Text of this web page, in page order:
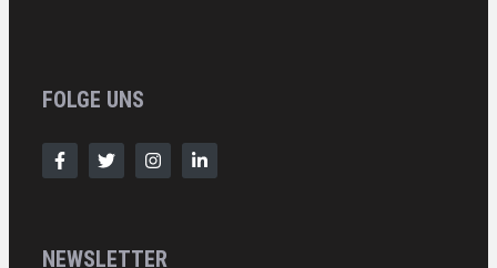
FOLGE UNS
NEWSLETTER